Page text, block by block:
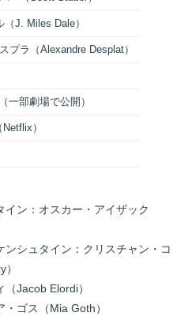
J. Miles Dale）
プラ（Alexandre Desplat）
一部劇場で公開）
）
ン：オスカー・アイザック
シュタイン：クリスチャン・コ
Jacob Elordi）
ゴス（Mia Goth）